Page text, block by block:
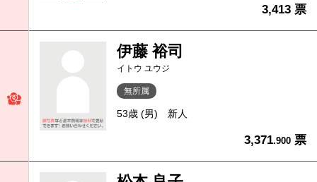
3,413 票
伊藤 裕司
イトウ ユウジ
無所属
53歳 (男) 新人
3,371.900 票